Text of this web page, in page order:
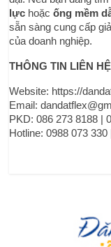
lực hoặc ống mềm
sẵn sàng cung cấp
của doanh nghiệp.
THÔNG TIN LIÊN
Website: https://
Email:
PKD: 086 273 8188 |
Hotline: 0988 073